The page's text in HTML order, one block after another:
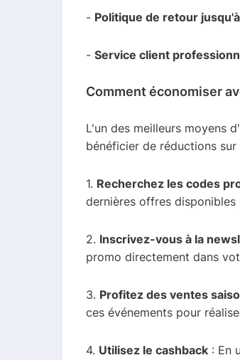
- Politique de retour
- Service client
Comment économiser
L'un des meilleurs moyens
bénéficier de réductions
1. Recherchez les codes
dernières offres
2. Inscrivez-vous à la
promo directement dans
3. Profitez des ventes
ces événements pour
4. Utilisez le cashback : En